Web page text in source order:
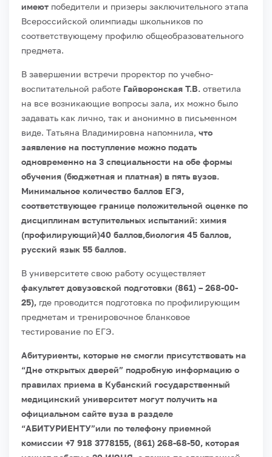
имеют победители и призеры заключительного этапа
Всероссийской олимпиады школьников по
соответствующему профилю общеобразовательного
предмета.
В завершении встречи проректор по учебно-
воспитательной работе Гайворонская Т.В. ответила
на все возникающие вопросы зала, их можно было
задавать как лично, так и анонимно в письменном
виде. Татьяна Владимировна напомнила, что
заявление на поступление можно подать
одновременно на 3 специальности на обе формы
обучения (бюджетная и платная) в пять вузов.
Минимальное количество баллов ЕГЭ,
соответствующее границе положительной оценке по
дисциплинам вступительных испытаний: химия
(профилирующий)40 баллов,биология 45 баллов,
русский язык 55 баллов.
В университете свою работу осуществляет
факультет довузовской подготовки (861) – 268-00-
25), где проводится подготовка по профилирующим
предметам и тренировочное бланковое
тестирование по ЕГЭ.
Абитуриенты, которые не смогли присутствовать на
“Дне открытых дверей” подробную информацию о
правилах приема в Кубанский государственный
медицинский университет могут получить на
официальном сайте вуза в разделе
“АБИТУРИЕНТУ”или по телефону приемной
комиссии +7 918 3778155, (861) 268-68-50, которая